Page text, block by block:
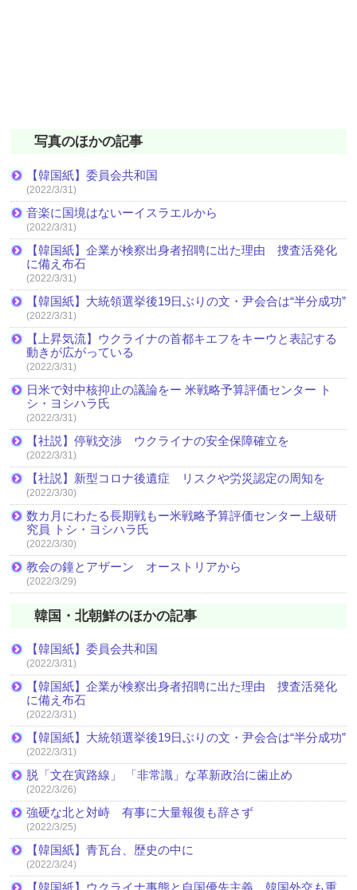
写真のほかの記事
【韓国紙】委員会共和国
(2022/3/31)
音楽に国境はないーイスラエルから
(2022/3/31)
【韓国紙】企業が検察出身者招聘に出た理由 捜査活発化
に備え布石
(2022/3/31)
【韓国紙】大統領選挙後19日ぶりの文・尹会合は“半分成功”
(2022/3/31)
【上昇気流】ウクライナの首都キエフをキーウと表記する
動きが広がっている
(2022/3/31)
日米で対中核抑止の議論をー 米戦略予算評価センター ト
シ・ヨシハラ氏
(2022/3/31)
【社説】停戦交渉 ウクライナの安全保障確立を
(2022/3/31)
【社説】新型コロナ後遺症 リスクや労災認定の周知を
(2022/3/30)
数カ月にわたる長期戦もー米戦略予算評価センター上級研
究員 トシ・ヨシハラ氏
(2022/3/30)
教会の鐘とアザーン オーストリアから
(2022/3/29)
韓国・北朝鮮のほかの記事
【韓国紙】委員会共和国
(2022/3/31)
【韓国紙】企業が検察出身者招聘に出た理由 捜査活発化
に備え布石
(2022/3/31)
【韓国紙】大統領選挙後19日ぶりの文・尹会合は“半分成功”
(2022/3/31)
脱「文在寅路線」 「非常識」な革新政治に歯止め
(2022/3/26)
強硬な北と対峙 有事に大量報復も辞さず
(2022/3/25)
【韓国紙】青瓦台、歴史の中に
(2022/3/24)